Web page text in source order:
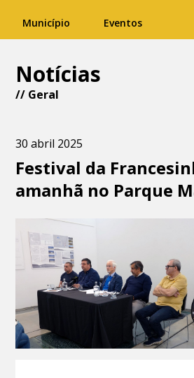
Município Eventos
Notícias
// Geral
30 abril 2025
Festival da
amanhã no Parque